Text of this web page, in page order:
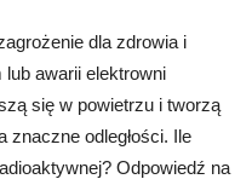
dla zdrowia i
awarii elektrowni
się w powietrzu i tworzą
znaczne odległości. Ile
Odpowiedź na